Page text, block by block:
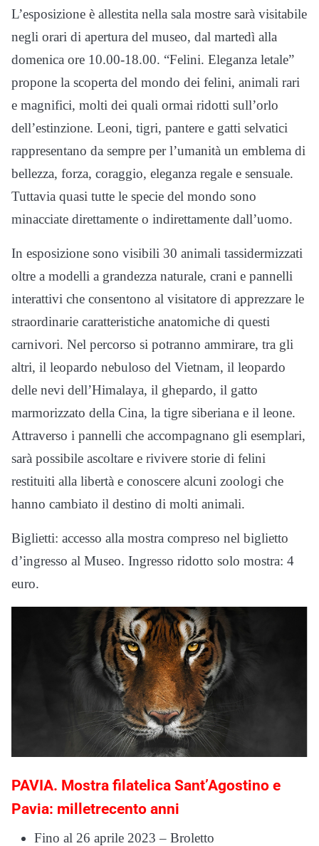
L’esposizione è allestita nella sala mostre sarà visitabile
negli orari di apertura del museo, dal martedì alla
domenica ore 10.00-18.00. “Felini. Eleganza letale”
propone la scoperta del mondo dei felini, animali rari
e magnifici, molti dei quali ormai ridotti sull’orlo
dell’estinzione. Leoni, tigri, pantere e gatti selvatici
rappresentano da sempre per l’umanità un emblema di
bellezza, forza, coraggio, eleganza regale e sensuale.
Tuttavia quasi tutte le specie del mondo sono
minacciate direttamente o indirettamente dall’uomo.
In esposizione sono visibili 30 animali tassidermizzati
oltre a modelli a grandezza naturale, crani e pannelli
interattivi che consentono al visitatore di apprezzare le
straordinarie caratteristiche anatomiche di questi
carnivori. Nel percorso si potranno ammirare, tra gli
altri, il leopardo nebuloso del Vietnam, il leopardo
delle nevi dell’Himalaya, il ghepardo, il gatto
marmorizzato della Cina, la tigre siberiana e il leone.
Attraverso i pannelli che accompagnano gli esemplari,
sarà possibile ascoltare e rivivere storie di felini
restituiti alla libertà e conoscere alcuni zoologi che
hanno cambiato il destino di molti animali.
Biglietti: accesso alla mostra compreso nel biglietto
d’ingresso al Museo. Ingresso ridotto solo mostra: 4
euro.
PAVIA. Mostra filatelica Sant’Agostino e
Pavia: milletrecento anni
Fino al 26 aprile 2023 – Broletto